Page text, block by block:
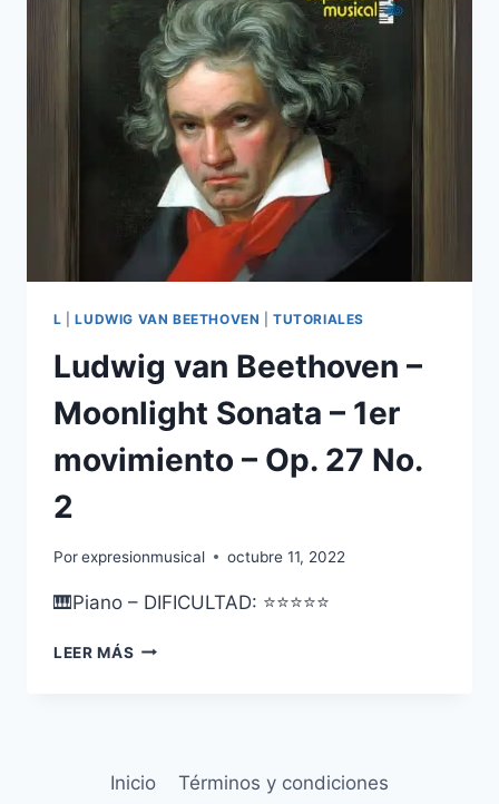
SONATA
2DO
MOVIMIENTO
–
OP.
27
L |LUDWIG VAN BEETHOVEN |TUTORIALES
Ludwig van Beethoven –
Moonlight Sonata – 1er
movimiento – Op. 27 No.
2
Porexpresionmusical octubre 11, 2022
🎹Piano – DIFICULTAD: ⭐⭐⭐⭐⭐
LEER MÁS LUDWIG
–
Inicio Términos y condiciones